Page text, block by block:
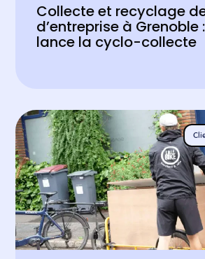
Collecte et recyclage
d’entreprise à Grenoble
lance la cyclo-collecte